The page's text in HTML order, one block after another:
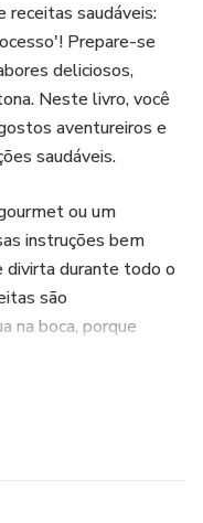
saudáveis:
Prepare-se
deliciosos,
Neste livro, você
aventureiros e
saudáveis.
ou um
instruções bem
divirta durante todo o
são
na boca, porque
saudável, sem
nutritiva e